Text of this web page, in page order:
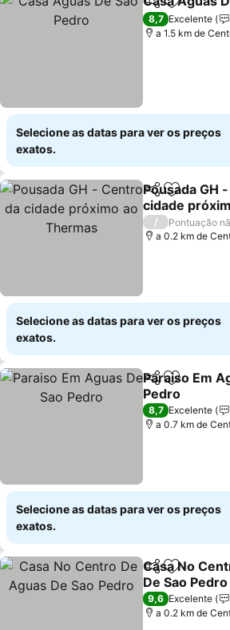
PartilharAdicionar
8,7 Excelente
a 1.5 km de
Selecione as datas para ver os preços
exatos.
PartilharAdicionar
Pousada GH
cidade
Thermas
Ver preços
/
Pontuação
a 0.2 km de
Selecione as datas para ver os preços
exatos.
PartilharAdicionar
Paraiso Em
Pedro
Ver preços
8,7 Excelente
a 0.7 km de
Selecione as datas para ver os preços
exatos.
Partilhar
Casa No
De Sao Pedro
Ver preços
9,6 Excelente
a 0.2 km de